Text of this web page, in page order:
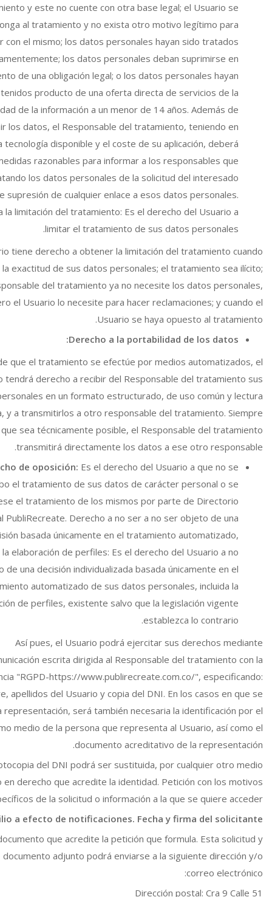
y este no cuente con otra base legal; el Usuario se
al tratamiento y no exista otro motivo legítimo para
con el mismo; los datos personales hayan sido tratados
los datos personales deban suprimirse en
de una obligación legal; o los datos personales hayan
producto de una oferta directa de servicios de la
de la información a un menor de 14 años. Además de
los datos, el Responsable del tratamiento, teniendo en
tecnología disponible y el coste de su aplicación, deberá
razonables para informar a los responsables que
los datos personales de la solicitud del interesado
supresión de cualquier enlace a esos datos personales.
la limitación del tratamiento: Es el derecho del Usuario a
limitar el tratamiento de sus datos personales.
tiene derecho a obtener la limitación del tratamiento cuando
la exactitud de sus datos personales; el tratamiento sea ilícito;
del tratamiento ya no necesite los datos personales,
el Usuario lo necesite para hacer reclamaciones; y cuando el
Usuario se haya opuesto al tratamiento.
Derecho a la portabilidad de los datos:
que el tratamiento se efectúe por medios automatizados, el
tendrá derecho a recibir del Responsable del tratamiento sus
en un formato estructurado, de uso común y lectura
y a transmitirlos a otro responsable del tratamiento. Siempre
que sea técnicamente posible, el Responsable del tratamiento
transmitirá directamente los datos a ese otro responsable.
de oposición: Es el derecho del Usuario a que no se
el tratamiento de sus datos de carácter personal o se
el tratamiento de los mismos por parte de Directorio
PubliRecreate. Derecho a no ser a no ser objeto de una
basada únicamente en el tratamiento automatizado,
la elaboración de perfiles: Es el derecho del Usuario a no
de una decisión individualizada basada únicamente en el
automatizado de sus datos personales, incluida la
de perfiles, existente salvo que la legislación vigente
establezca lo contrario.
Así pues, el Usuario podrá ejercitar sus derechos mediante
escrita dirigida al Responsable del tratamiento con la
"RGPD-https://www.publirecreate.com.co/", especificando:
apellidos del Usuario y copia del DNI. En los casos en que se
representación, será también necesaria la identificación por el
medio de la persona que representa al Usuario, así como el
documento acreditativo de la representación.
del DNI podrá ser sustituida, por cualquier otro medio
en derecho que acredite la identidad. Petición con los motivos
de la solicitud o información a la que se quiere acceder.
a efecto de notificaciones. Fecha y firma del solicitante.
que acredite la petición que formula. Esta solicitud y
adjunto podrá enviarse a la siguiente dirección y/o
correo electrónico:
Dirección postal: Cra 9 Calle 51